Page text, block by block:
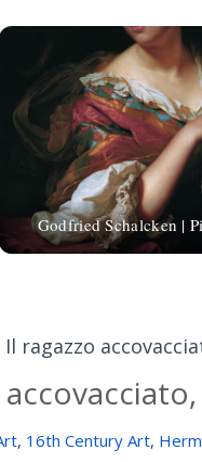
Godfried Schalcken |
ragazzo
, 16th Century Art,